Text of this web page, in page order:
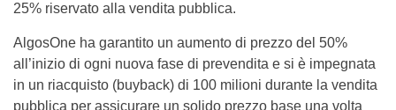
25% riservato alla vendita pubblica.
AlgosOne ha garantito un aumento di prezzo del 50%
all’inizio di ogni nuova fase di prevendita e si è impegnata
in un riacquisto (buyback) di 100 milioni durante la vendita
pubblica per assicurare un solido prezzo base una volta